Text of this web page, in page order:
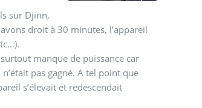
sur Djinn,
droit à 30 minutes, l’appareil
manque de puissance car
pas gagné. A tel point que
s’élevait et redescendait